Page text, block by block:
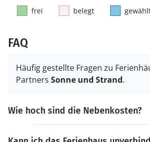
frei belegt
FAQ
Häufig gestellte Fragen zu
Partners Sonne und Strand.
Wie hoch sind die Nebenkosten?